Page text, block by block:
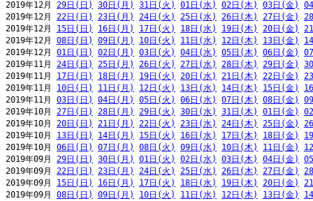
2019年12月 29日(日) 30日(月) 31日(火) 01日(水) 02日(木) 03日(金)
2019年12月 22日(日) 23日(月) 24日(火) 25日(水) 26日(木) 27日(金)
2019年12月 15日(日) 16日(月) 17日(火) 18日(水) 19日(木) 20日(金)
2019年12月 08日(日) 09日(月) 10日(火) 11日(水) 12日(木) 13日(金)
2019年12月 01日(日) 02日(月) 03日(火) 04日(水) 05日(木) 06日(金)
2019年11月 24日(日) 25日(月) 26日(火) 27日(水) 28日(木) 29日(金)
2019年11月 17日(日) 18日(月) 19日(火) 20日(水) 21日(木) 22日(金)
2019年11月 10日(日) 11日(月) 12日(火) 13日(水) 14日(木) 15日(金)
2019年11月 03日(日) 04日(月) 05日(火) 06日(水) 07日(木) 08日(金)
2019年10月 27日(日) 28日(月) 29日(火) 30日(水) 31日(木) 01日(金)
2019年10月 20日(日) 21日(月) 22日(火) 23日(水) 24日(木) 25日(金)
2019年10月 13日(日) 14日(月) 15日(火) 16日(水) 17日(木) 18日(金)
2019年10月 06日(日) 07日(月) 08日(火) 09日(水) 10日(木) 11日(金)
2019年09月 29日(日) 30日(月) 01日(火) 02日(水) 03日(木) 04日(金)
2019年09月 22日(日) 23日(月) 24日(火) 25日(水) 26日(木) 27日(金)
2019年09月 15日(日) 16日(月) 17日(火) 18日(水) 19日(木) 20日(金)
2019年09月 08日(日) 09日(月) 10日(火) 11日(水) 12日(木) 13日(金)